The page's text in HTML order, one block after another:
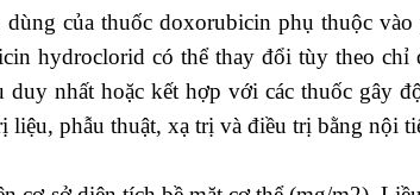
của thuốc doxorubicin phụ thuộc
hydroclorid có thể thay đổi tùy theo
duy nhất hoặc kết hợp với các thuốc gây
liệu, phẫu thuật, xạ trị và điều trị bằng nội